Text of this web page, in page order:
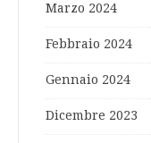
Marzo 2024
Febbraio 2024
Gennaio 2024
Dicembre 2023